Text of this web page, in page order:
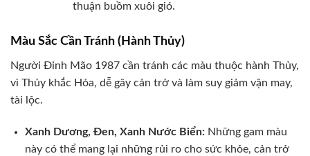
thuận buồm xuôi gió.
Màu Sắc Cần Tránh (Hành Thủy)
Người Đinh Mão 1987 cần tránh các màu thuộc hành Thủy,
vì Thủy khắc Hỏa, dễ gây cản trở và làm suy giảm vận may,
tài lộc.
Xanh Dương, Đen, Xanh Nước Biển:Những gam màu
này có thể mang lại những rủi ro cho sức khỏe, cản trở